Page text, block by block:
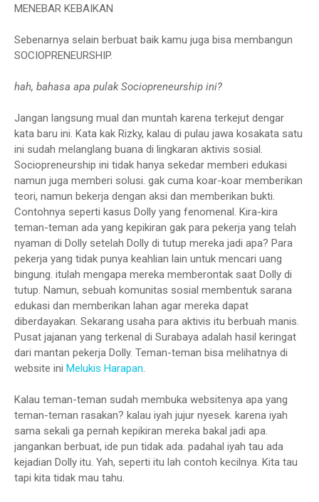
MENEBAR KEBAIKAN
Sebenarnya selain berbuat baik kamu juga bisa membangun
SOCIOPRENEURSHIP.
hah, bahasa apa pulak Sociopreneurship ini?
Jangan langsung mual dan muntah karena terkejut dengar
kata baru ini. Kata kak Rizky, kalau di pulau jawa kosakata satu
ini sudah melanglang buana di lingkaran aktivis sosial.
Sociopreneurship ini tidak hanya sekedar memberi edukasi
namun juga memberi solusi. gak cuma koar-koar memberikan
teori, namun bekerja dengan aksi dan memberikan bukti.
Contohnya seperti kasus Dolly yang fenomenal. Kira-kira
teman-teman ada yang kepikiran gak para pekerja yang telah
nyaman di Dolly setelah Dolly di tutup mereka jadi apa? Para
pekerja yang tidak punya keahlian lain untuk mencari uang
bingung. itulah mengapa mereka memberontak saat Dolly di
tutup. Namun, sebuah komunitas sosial membentuk sarana
edukasi dan memberikan lahan agar mereka dapat
diberdayakan. Sekarang usaha para aktivis itu berbuah manis.
Pusat jajanan yang terkenal di Surabaya adalah hasil keringat
dari mantan pekerja Dolly. Teman-teman bisa melihatnya di
website ini Melukis Harapan.
Kalau teman-teman sudah membuka websitenya apa yang
teman-teman rasakan? kalau iyah jujur nyesek. karena iyah
sama sekali ga pernah kepikiran mereka bakal jadi apa.
jangankan berbuat, ide pun tidak ada. padahal iyah tau ada
kejadian Dolly itu. Yah, seperti itu lah contoh kecilnya. Kita tau
tapi kita tidak mau tahu.